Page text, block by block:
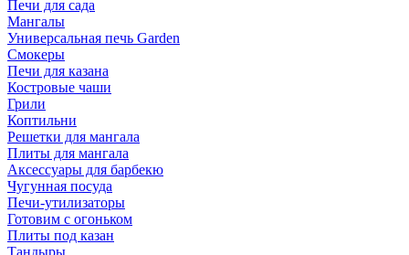
Печи для сада
Мангалы
Универсальная печь Garden
Смокеры
Печи для казана
Костровые чаши
Грили
Коптильни
Решетки для мангала
Плиты для мангала
Аксессуары для барбекю
Чугунная посуда
Печи-утилизаторы
Готовим с огоньком
Плиты под казан
Тандыры